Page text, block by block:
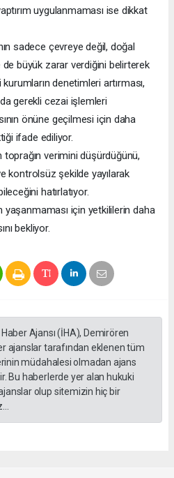
uygulanmaması ise dikkat
sadece çevreye değil, doğal
büyük zarar verdiğini belirterek
denetimleri artırması,
gerekli cezai işlemleri
önüne geçilmesi için daha
ifade ediliyor.
toprağın verimini düşürdüğünü,
kontrolsüz şekilde yayılarak
hatırlatıyor.
yaşanmaması için yetkililerin daha
bekliyor.
Ajansı (İHA), Demirören
ajanslar tarafından eklenen tüm
müdahalesi olmadan ajans
Bu haberlerde yer alan hukuki
olup sitemizin hiç bir